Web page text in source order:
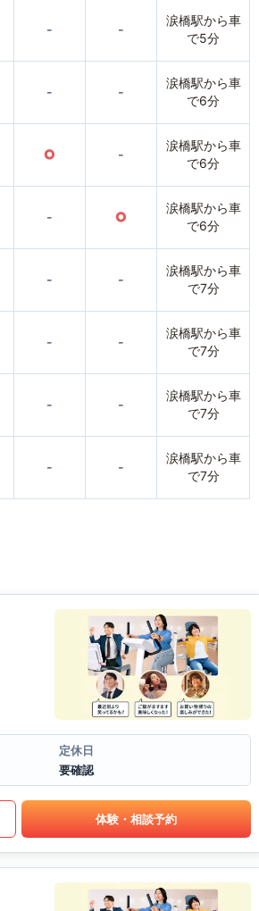
- -
涙橋駅から車
で5分
- -
涙橋駅から車
で6分
○ -
涙橋駅から車
で6分
- ○
涙橋駅から車
で6分
- -
涙橋駅から車
で7分
- -
涙橋駅から車
で7分
- -
涙橋駅から車
で7分
- -
涙橋駅から車
で7分
定休日
要確認
体験・相談予約